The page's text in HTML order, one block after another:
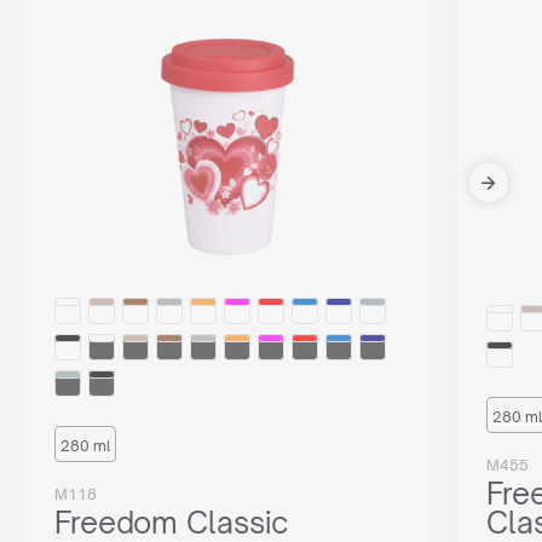
280 ml
M118
Freedom Classic
280 ml
M455